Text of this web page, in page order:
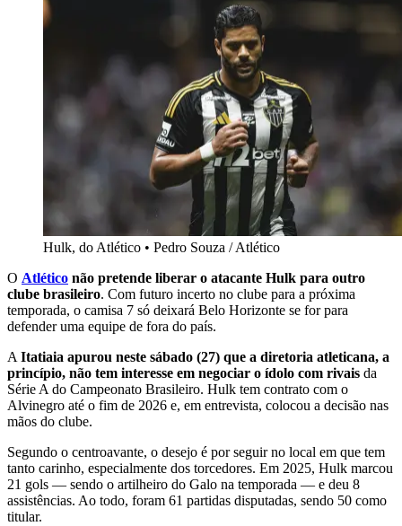
Hulk, do Atlético • Pedro Souza / Atlético
O Atlético não pretende liberar o atacante Hulk para outro
clube brasileiro. Com futuro incerto no clube para a próxima
temporada, o camisa 7 só deixará Belo Horizonte se for para
defender uma equipe de fora do país.
A Itatiaia apurou neste sábado (27) que a diretoria atleticana, a
princípio, não tem interesse em negociar o ídolo com rivais da
Série A do Campeonato Brasileiro. Hulk tem contrato com o
Alvinegro até o fim de 2026 e, em entrevista, colocou a decisão nas
mãos do clube.
Segundo o centroavante, o desejo é por seguir no local em que tem
tanto carinho, especialmente dos torcedores. Em 2025, Hulk marcou
21 gols — sendo o artilheiro do Galo na temporada — e deu 8
assistências. Ao todo, foram 61 partidas disputadas, sendo 50 como
titular.